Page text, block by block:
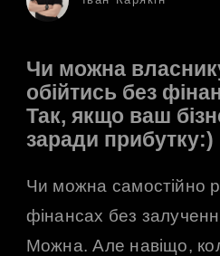
Чи можна
обійтись без
Так, якщо ваш
заради прибутку:)
Чи можна самостійно
фінансах без
Можна. Але навіщо,